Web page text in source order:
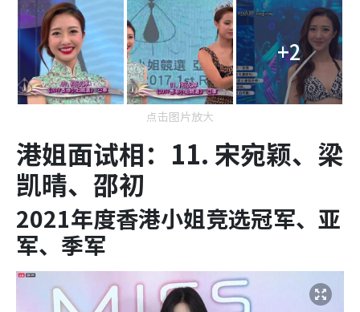
+2
点击图片放大
港姐面试相：11. 宋宛颖、梁
凯晴、邵初
2021年度香港小姐竞选冠军、亚
军、季军